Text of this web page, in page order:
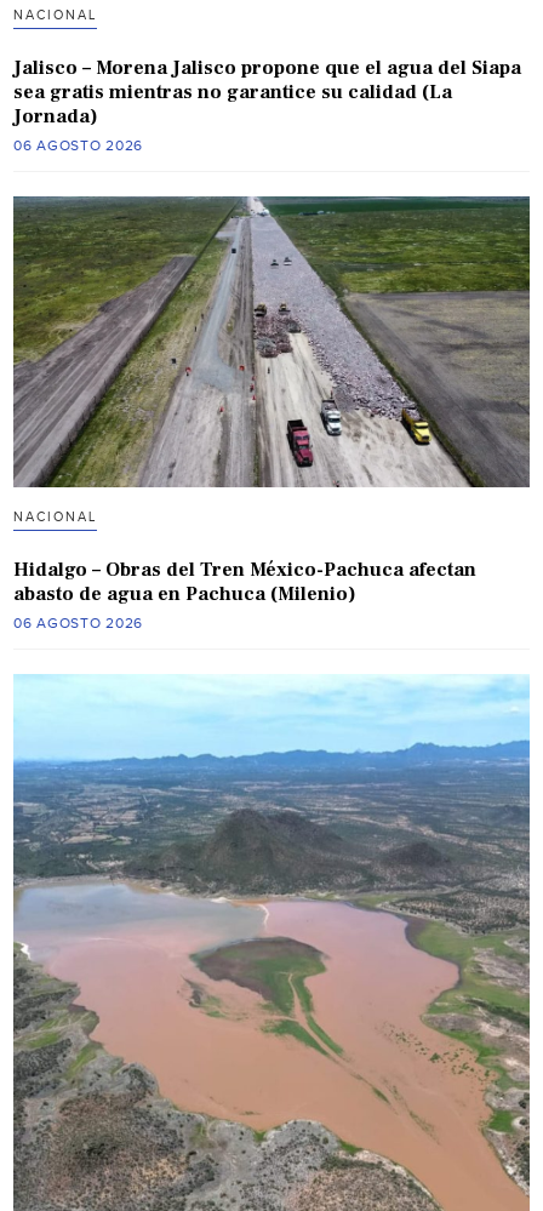
NACIONAL
Jalisco – Morena Jalisco propone que el agua del Siapa
sea gratis mientras no garantice su calidad (La
Jornada)
06 AGOSTO 2026
NACIONAL
Hidalgo – Obras del Tren México-Pachuca afectan
abasto de agua en Pachuca (Milenio)
06 AGOSTO 2026